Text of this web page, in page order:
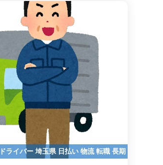
ドライバー 埼玉県 日払い 物流転職 長期